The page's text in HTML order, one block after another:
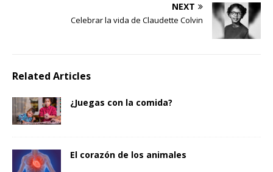
NEXT
Celebrar la vida de Claudette Colvin
Related Articles
¿Juegas con la comida?
El corazón de los animales